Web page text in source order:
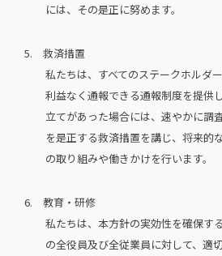
には、その是正に努めます。
5. 救済措置
私たちは、すべてのステークホルダ
利益なく通報できる通報制度を提供
立てがあった場合には、速やかに調
を是正する救済措置を講じ、将来的
の取り組みや働きかけを行います。
6. 教育・研修
私たちは、本方針の実効性を確保す
の全役員及び全従業員に対して、適